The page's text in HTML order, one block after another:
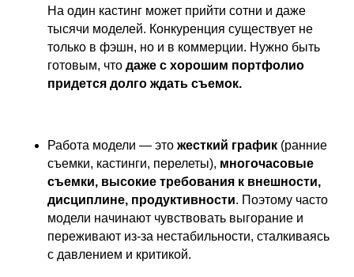
На один кастинг может прийти сотни и даже
тысячи моделей. Конкуренция существует не
только в фэшн, но и в коммерции. Нужно быть
готовым, что даже с хорошим портфолио
придется долго ждать съемок.
Работа модели — это жесткий график (ранние
съемки, кастинги, перелеты), многочасовые
съемки, высокие требования к внешности,
дисциплине, продуктивности. Поэтому часто
модели начинают чувствовать выгорание и
переживают из-за нестабильности, сталкиваясь
с давлением и критикой.